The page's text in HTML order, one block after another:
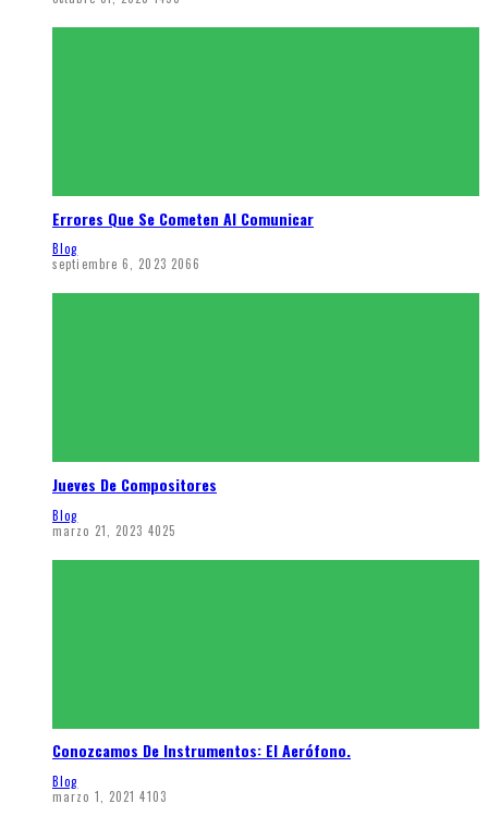
Errores Que Se Cometen Al Comunicar
Blog
septiembre 6, 2023 2066
Jueves De Compositores
Blog
marzo 21, 2023 4025
Conozcamos De Instrumentos: El Aerófono.
Blog
marzo 1, 2021 4103